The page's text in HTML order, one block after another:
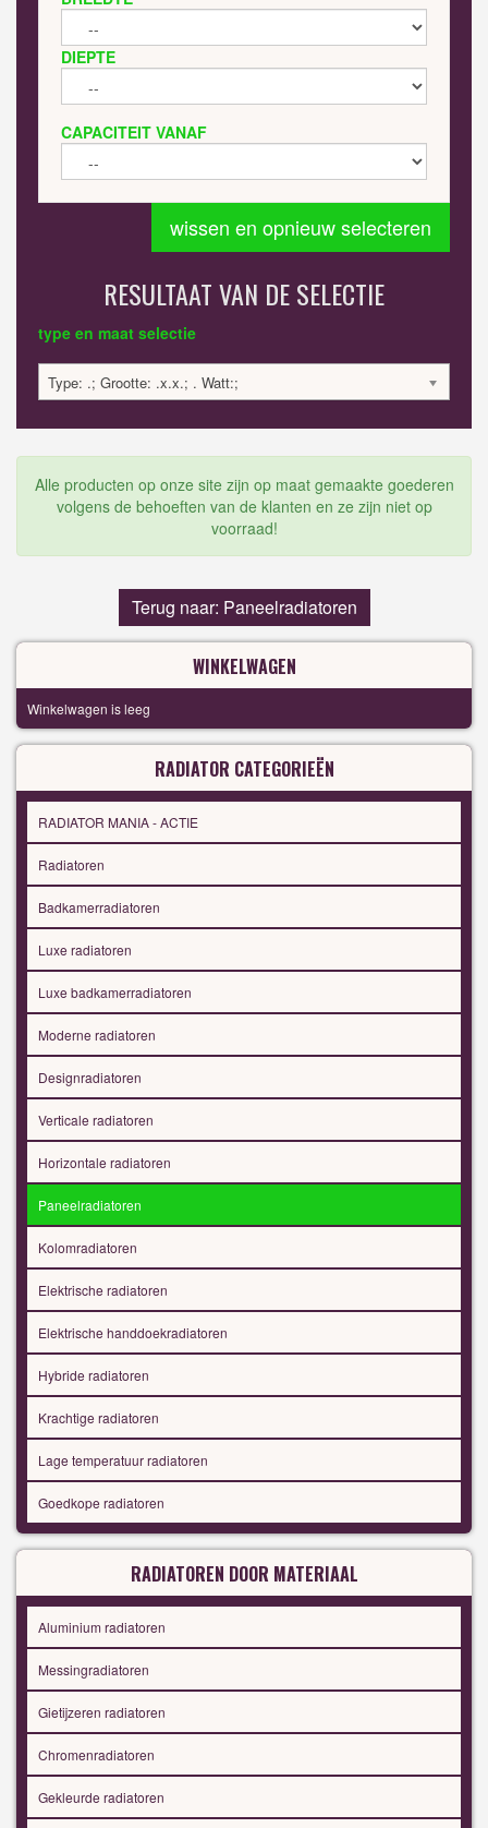
DIEPTE
CAPACITEIT VANAF
wissen en opnieuw selecteren
RESULTAAT VAN DE SELECTIE
type en maat selectie
Type: .; Grootte: .x.x.; . Watt:;
Alle producten op onze site zijn op maat gemaakte goederen
volgens de behoeften van de klanten en ze zijn niet op
voorraad!
Terug naar: Paneelradiatoren
WINKELWAGEN
Winkelwagen is leeg
RADIATOR CATEGORIEËN
RADIATOR MANIA - ACTIE
Radiatoren
Badkamerradiatoren
Luxe radiatoren
Luxe badkamerradiatoren
Moderne radiatoren
Designradiatoren
Verticale radiatoren
Horizontale radiatoren
Paneelradiatoren
Kolomradiatoren
Elektrische radiatoren
Elektrische handdoekradiatoren
Hybride radiatoren
Krachtige radiatoren
Lage temperatuur radiatoren
Goedkope radiatoren
RADIATOREN DOOR MATERIAAL
Aluminium radiatoren
Messingradiatoren
Gietijzeren radiatoren
Chromenradiatoren
Gekleurde radiatoren